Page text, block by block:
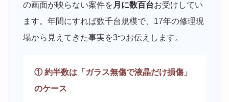
の画面が映らない案件を 月に数百台お受けしてい
ます。年間にすれば数千台規模で、17年の修理現
場から見えてきた事実を3つお伝えします。
① 約半数は「ガラス無傷で液晶だけ損傷」
のケース